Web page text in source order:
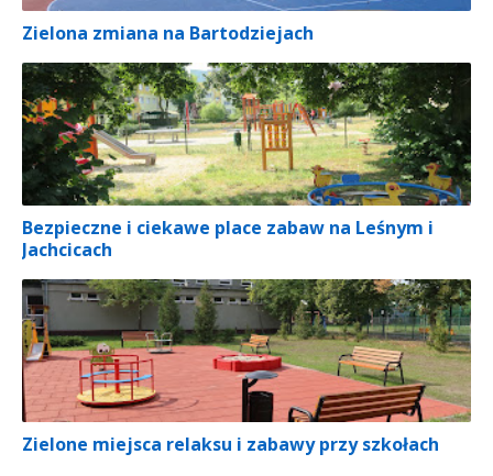
Zielona zmiana na Bartodziejach
Bezpieczne i ciekawe place zabaw na Leśnym i
Jachcicach
Zielone miejsca relaksu i zabawy przy szkołach